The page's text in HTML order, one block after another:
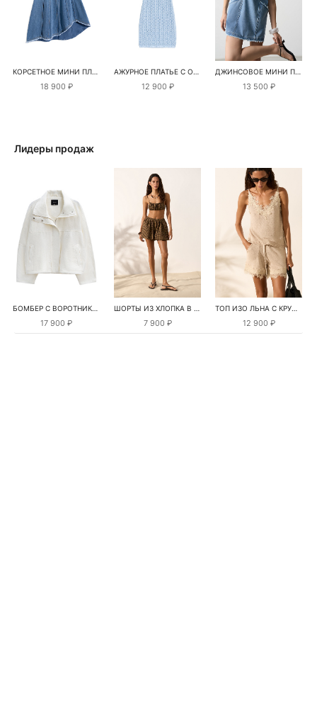
КОРСЕТНОЕ МИНИ ПЛАТЬЕ
18 900 ₽
АЖУРНОЕ ПЛАТЬЕ С ОТКРЫТОЙ СПИНОЙ
12 900 ₽
ДЖИНСОВОЕ МИНИ ПЛАТЬЕ
13 500 ₽
Лидеры продаж
БОМБЕР С ВОРОТНИКОМ-СТОЙКОЙ
17 900 ₽
ШОРТЫ ИЗ ХЛОПКА В КЛЕТКУ
7 900 ₽
ТОП ИЗО ЛЬНА С КРУЖЕВОМ
12 900 ₽